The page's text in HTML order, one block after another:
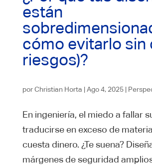
están
cómo evitarlo sin
riesgos)?
porChristian Horta |Ago 4, 2025|
En ingeniería, el miedo a fallar
traducirse en exceso de
cuesta dinero. ¿Te suena?
márgenes de seguridad